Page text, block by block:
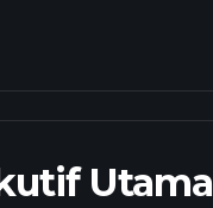
Utama